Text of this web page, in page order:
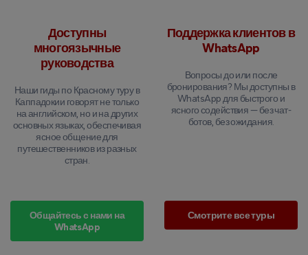
Доступны
многоязычные
руководства
Наши гиды по Красному туру в
Каппадокии говорят не только
на английском, но и на других
основных языках, обеспечивая
ясное общение для
путешественников из разных
стран.
Поддержка клиентов в
WhatsApp
Вопросы до или после
бронирования? Мы доступны в
WhatsApp для быстрого и
ясного содействия — без чат-
ботов, без ожидания.
Общайтесь с нами на
WhatsApp
Смотрите все туры